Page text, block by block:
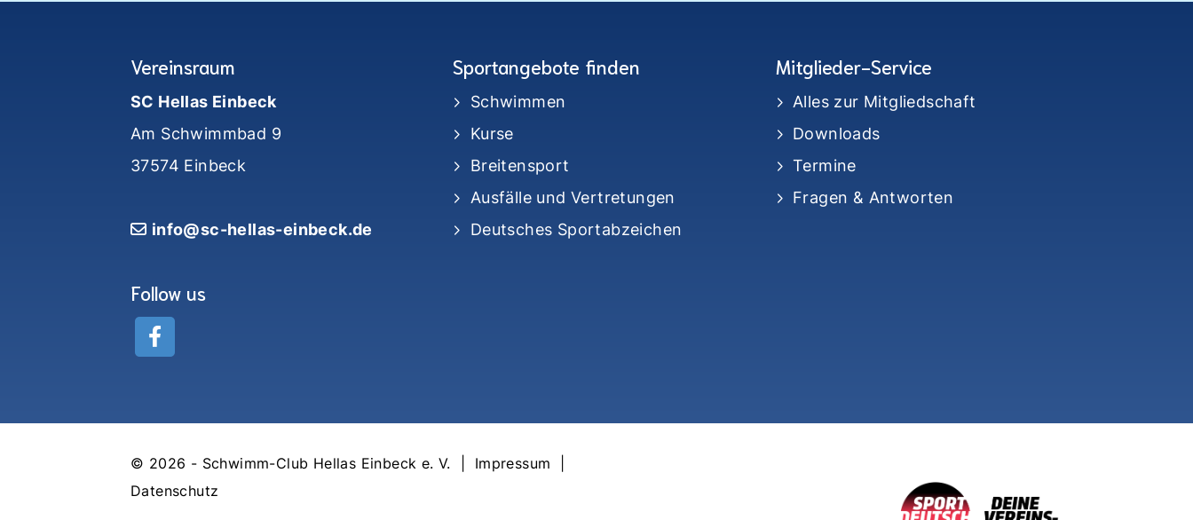
Vereinsraum
SC Hellas Einbeck
Am Schwimmbad 9
37574 Einbeck
info@sc-hellas-einbeck.de
Sportangebote finden
Schwimmen
Kurse
Breitensport
Ausfälle und Vertretungen
Deutsches Sportabzeichen
Mitglieder-Service
Alles zur Mitgliedschaft
Downloads
Termine
Fragen & Antworten
Follow us
© 2026 - Schwimm-Club Hellas Einbeck e. V. | Impressum
Datenschutz